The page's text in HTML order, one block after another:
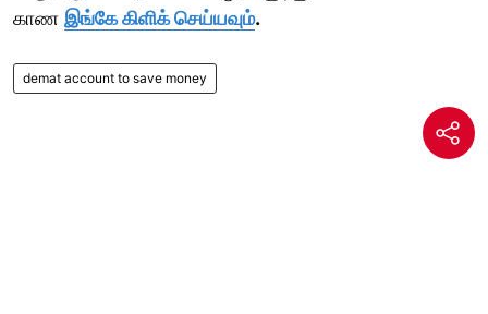
காண இங்கே கிளிக் செய்யவும்.
demat account to save money